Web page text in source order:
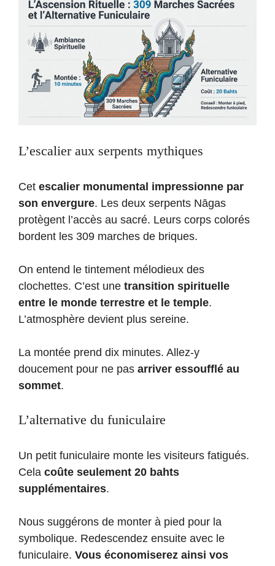
L’escalier aux serpents mythiques
Cet escalier monumental impressionne par
son envergure. Les deux serpents Nāgas
protègent l’accès au sacré. Leurs corps colorés
bordent les 309 marches de briques.
On entend le tintement mélodieux des
clochettes. C’est une transition spirituelle
entre le monde terrestre et le temple.
L’atmosphère devient plus sereine.
La montée prend dix minutes. Allez-y
doucement pour ne pas arriver essoufflé au
sommet.
L’alternative du funiculaire
Un petit funiculaire monte les visiteurs fatigués.
Cela coûte seulement 20 bahts
supplémentaires.
Nous suggérons de monter à pied pour la
symbolique. Redescendez ensuite avec le
funiculaire. Vous économiserez ainsi vos